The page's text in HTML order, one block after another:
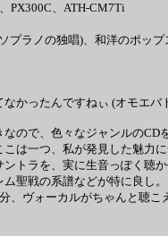
PX300C、ATH-CM7Ti
ラノの独唱)、和洋のポ
かったんですねぃ (オモエバ
ので、色々なジャンルのCD
は一つ、私が発見した魅力に
トラを、実に生音っぽく聴か
聖戦の系譜などが特に良し。
、ヴォーカルがちゃんと聴こ